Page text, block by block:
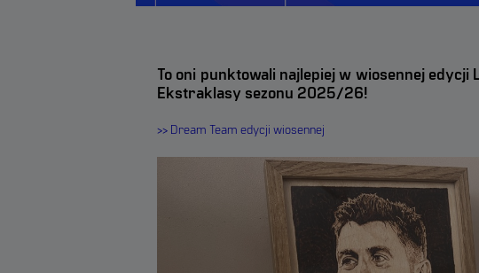
To oni punktowali najlepiej w wiosennej edycji
Ekstraklasy sezonu 2025/26!
>> Dream Team edycji wiosennej